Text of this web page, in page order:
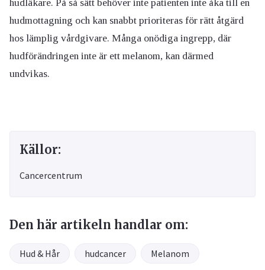
hudläkare. På så sätt behöver inte patienten inte åka till en
hudmottagning och kan snabbt prioriteras för rätt åtgärd
hos lämplig vårdgivare. Många onödiga ingrepp, där
hudförändringen inte är ett melanom, kan därmed
undvikas.
Källor:
Cancercentrum
Den här artikeln handlar om:
Hud & Hår hudcancer Melanom